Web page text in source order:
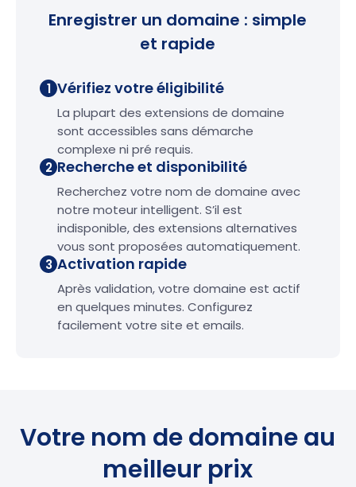
Enregistrer un domaine : simple
et rapide
1 Vérifiez votre éligibilité
La plupart des extensions de domaine
sont accessibles sans démarche
complexe ni pré requis.
2 Recherche et disponibilité
Recherchez votre nom de domaine avec
notre moteur intelligent. S’il est
indisponible, des extensions alternatives
vous sont proposées automatiquement.
3 Activation rapide
Après validation, votre domaine est actif
en quelques minutes. Configurez
facilement votre site et emails.
Votre nom de domaine au
meilleur prix